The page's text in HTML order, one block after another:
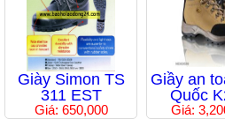
Giày Simon TS
311 EST
Giá: 650,000
Giầy an
Quốc
Giá: